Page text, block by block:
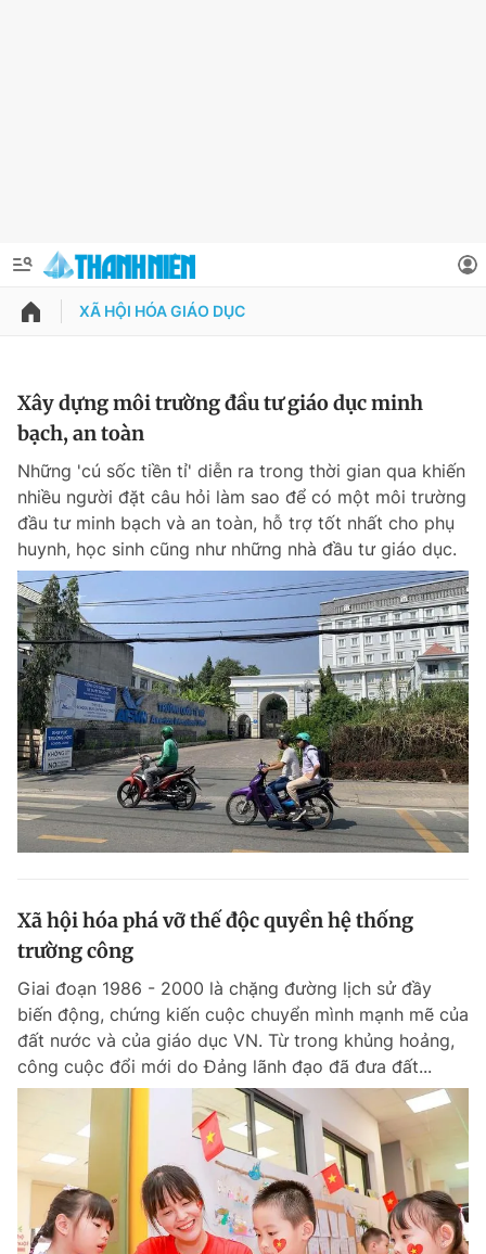
QUẢNG CÁO
Chuyên mục khác
Chào ngày mới Tin 24h
Tin thị trường Tin 360
Video Magazine
Sản phẩm khác
Tiện ích Bạn cần biết
Đọc Thanh Niên trên điện thoại
Theo dõi báo trên
Hotline Liên hệ quảng cáo
Thông tin tài khoản
Đổi mật khẩu
Tin đã lưu
Tin đã xem
Đăng xuất
XÃ HỘI HÓA GIÁO DỤC
Xây dựng môi trường đầu tư giáo dục minh
bạch, an toàn
Những 'cú sốc tiền tỉ' diễn ra trong thời gian qua khiến
nhiều người đặt câu hỏi làm sao để có một môi trường
đầu tư minh bạch và an toàn, hỗ trợ tốt nhất cho phụ
huynh, học sinh cũng như những nhà đầu tư giáo dục.
Xã hội hóa phá vỡ thế độc quyền hệ thống
trường công
Giai đoạn 1986 - 2000 là chặng đường lịch sử đầy
biến động, chứng kiến cuộc chuyển mình mạnh mẽ của
đất nước và của giáo dục VN. Từ trong khủng hoảng,
công cuộc đổi mới do Đảng lãnh đạo đã đưa đất...